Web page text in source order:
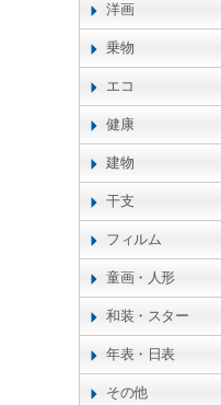
洋画
乗物
エコ
健康
建物
干支
フィルム
童画・人形
和装・スター
年表・日表
その他